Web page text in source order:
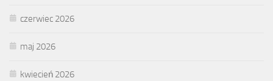
czerwiec 2026
maj 2026
kwiecień 2026